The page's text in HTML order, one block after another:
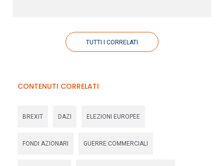
TUTTI I CORRELATI
CONTENUTI CORRELATI
BREXIT DAZI ELEZIONI EUROPEE
FONDI AZIONARI GUERRE COMMERCIALI